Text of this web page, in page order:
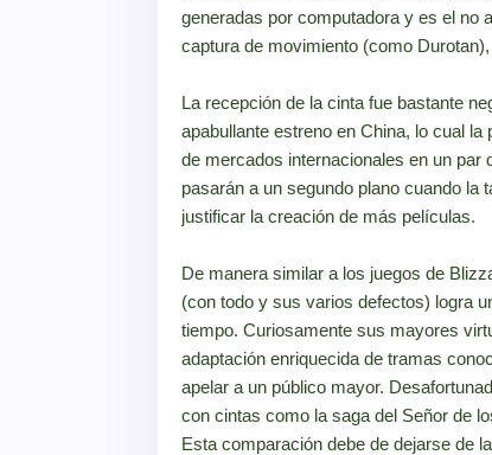
generadas por computadora y es el no
captura de movimiento (como
La recepción de la cinta fue bastante
apabullante estreno en China, lo cual
de mercados internacionales en un par
pasarán a un segundo plano cuando la
justificar la creación de más películas.
De manera similar a los juegos de
(con todo y sus varios defectos) logra
tiempo. Curiosamente sus mayores
adaptación enriquecida de tramas
apelar a un público mayor.
con cintas como la saga del Señor de
Esta comparación debe de dejarse de